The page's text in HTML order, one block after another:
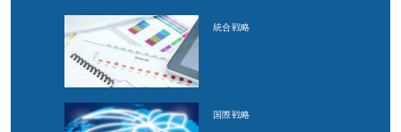
統合戦略
国際戦略